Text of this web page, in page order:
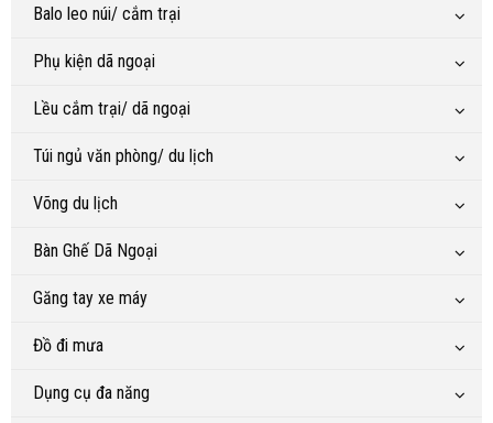
Balo leo núi/ cắm trại
Phụ kiện dã ngoại
Lều cắm trại/ dã ngoại
Túi ngủ văn phòng/ du lịch
Võng du lịch
Bàn Ghế Dã Ngoại
Găng tay xe máy
Đồ đi mưa
Dụng cụ đa năng